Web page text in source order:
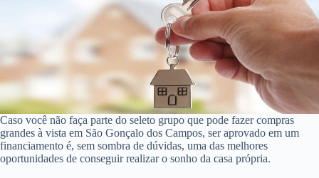
Caso você não faça parte do seleto grupo que pode fazer compras
grandes à vista em São Gonçalo dos Campos, ser aprovado em um
financiamento é, sem sombra de dúvidas, uma das melhores
oportunidades de conseguir realizar o sonho da casa própria.